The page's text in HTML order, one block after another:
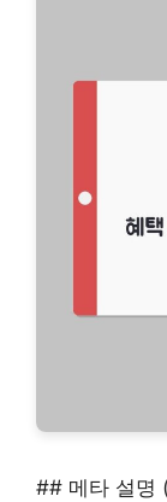
## 메타 설명